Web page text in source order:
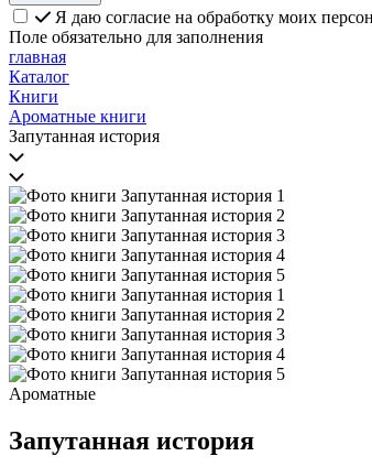
Я даю согласие на обработку моих
Поле обязательно для заполнения
главная
Каталог
Книги
Ароматные книги
Запутанная история
Ароматные
Запутанная история